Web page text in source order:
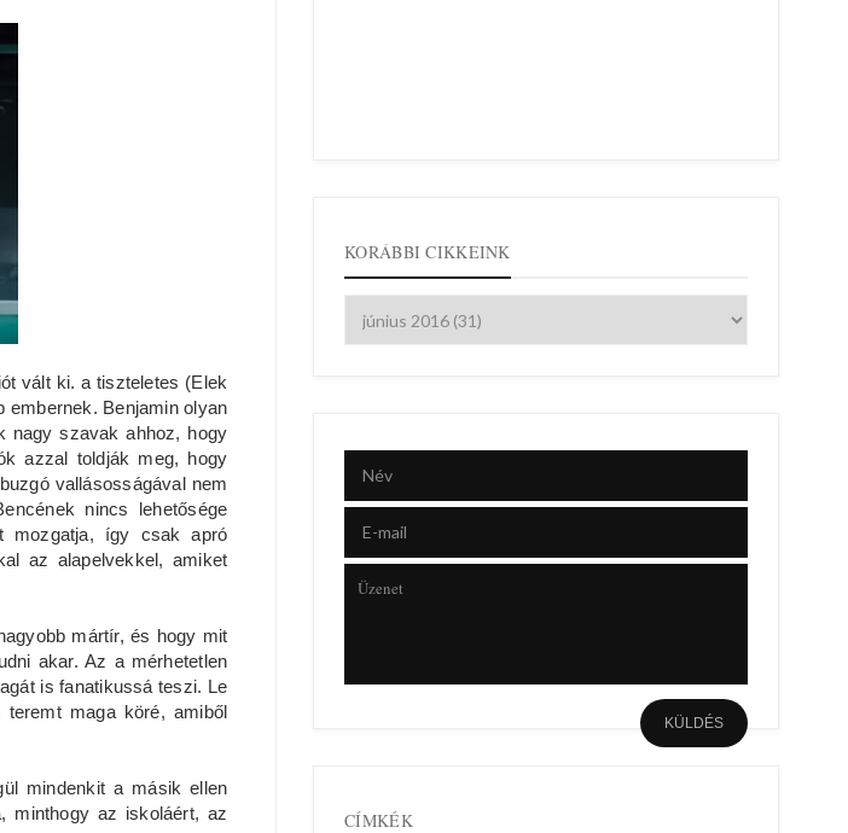
vált ki. a tiszteletes (Elek
embernek. Benjamin olyan
nagy szavak ahhoz, hogy
azzal toldják meg, hogy
vallásosságával nem
nincs lehetősége
mozgatja, így csak apró
az alapelvekkel, amiket
mártír, és hogy mit
akar. Az a mérhetetlen
is fanatikussá teszi. Le
maga köré, amiből
mindenkit a másik ellen
minthogy az iskoláért, az
KORÁBBI CIKKEINK
CÍMKÉK